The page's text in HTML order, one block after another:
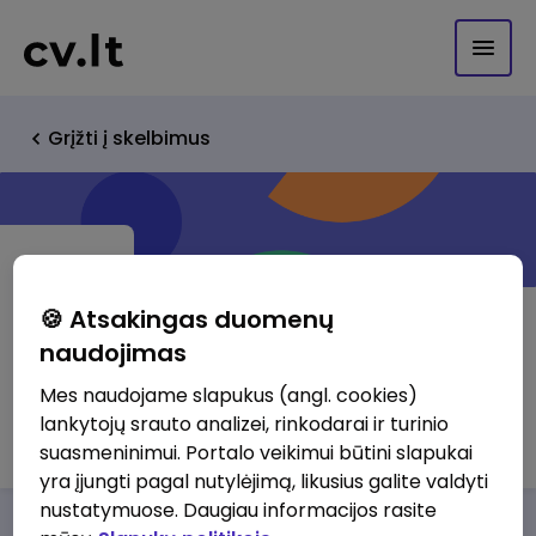
Grįžti į skelbimus
UAB "Mikrovisatos TV"
http://www.mikrovisata.lt/tv.htm
🍪 Atsakingas duomenų
naudojimas
Mes naudojame slapukus (angl. cookies)
lankytojų srauto analizei, rinkodarai ir turinio
suasmeninimui. Portalo veikimui būtini slapukai
yra įjungti pagal nutylėjimą, likusius galite valdyti
nustatymuose. Daugiau informacijos rasite